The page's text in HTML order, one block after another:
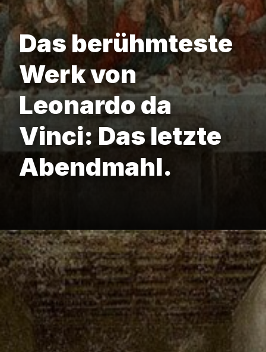
Das berühmteste
Werk von
Leonardo da
Vinci: Das letzte
Abendmahl.